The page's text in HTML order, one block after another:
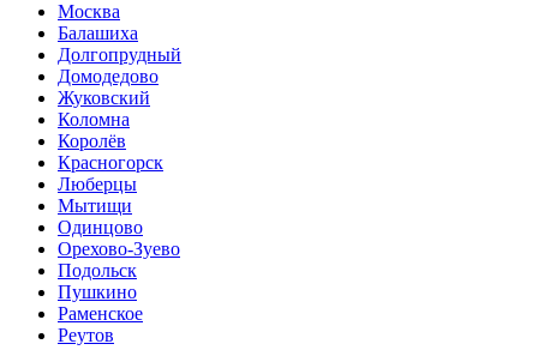
Москва
Балашиха
Долгопрудный
Домодедово
Жуковский
Коломна
Королёв
Красногорск
Люберцы
Мытищи
Одинцово
Орехово-Зуево
Подольск
Пушкино
Раменское
Реутов